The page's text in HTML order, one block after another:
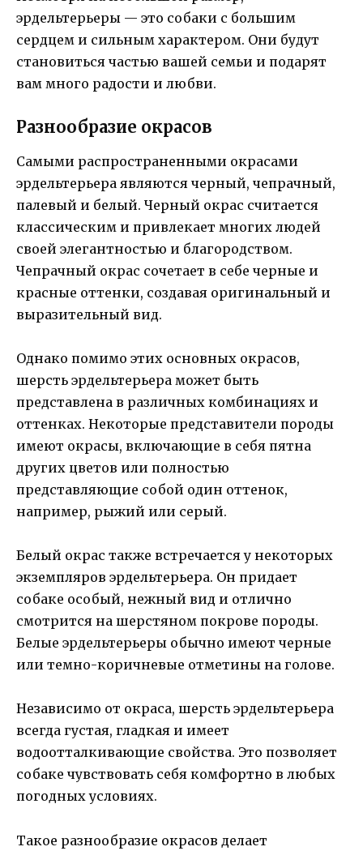
эрдельтерьеры — это собаки с большим
сердцем и сильным характером. Они будут
становиться частью вашей семьи и подарят
вам много радости и любви.
Разнообразие окрасов
Самыми распространенными окрасами
эрдельтерьера являются черный, чепрачный,
палевый и белый. Черный окрас считается
классическим и привлекает многих людей
своей элегантностью и благородством.
Чепрачный окрас сочетает в себе черные и
красные оттенки, создавая оригинальный и
выразительный вид.
Однако помимо этих основных окрасов,
шерсть эрдельтерьера может быть
представлена в различных комбинациях и
оттенках. Некоторые представители породы
имеют окрасы, включающие в себя пятна
других цветов или полностью
представляющие собой один оттенок,
например, рыжий или серый.
Белый окрас также встречается у некоторых
экземпляров эрдельтерьера. Он придает
собаке особый, нежный вид и отлично
смотрится на шерстяном покрове породы.
Белые эрдельтерьеры обычно имеют черные
или темно-коричневые отметины на голове.
Независимо от окраса, шерсть эрдельтерьера
всегда густая, гладкая и имеет
водоотталкивающие свойства. Это позволяет
собаке чувствовать себя комфортно в любых
погодных условиях.
Такое разнообразие окрасов делает